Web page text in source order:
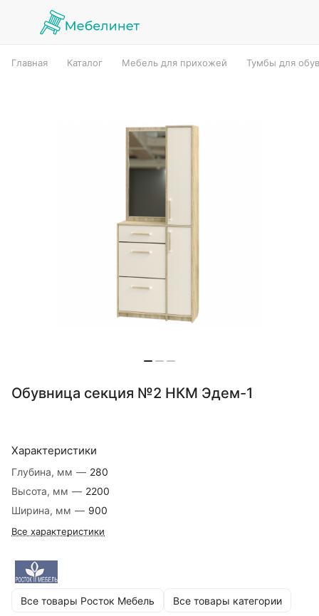
Главная Каталог Мебель для прихожей Тумбы для
Обувница секция №2 НКМ Эдем-1
Характеристики
Глубина, мм — 280
Высота, мм — 2200
Ширина, мм — 900
Все характеристики
Все товары Росток Мебель Все товары категории